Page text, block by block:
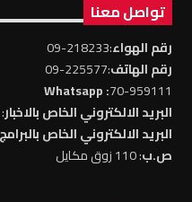
تواصل معنا
رقم الهواء:218233-09
رقم الهاتف:225577-09
70-959111
: Whatsapp
البريد الالكتروني الخاص بالاخبار: news@rll.com.lb
البريد الالكتروني الخاص بالبرامج
ص.ب: 110 زوق مكايل